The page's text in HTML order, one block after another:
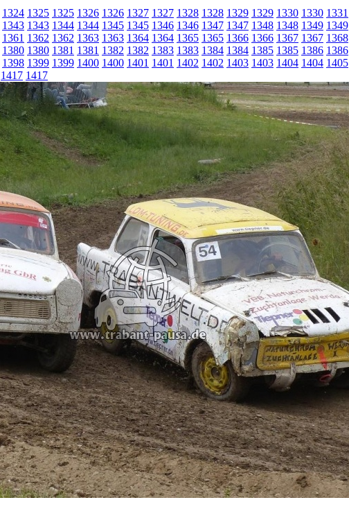
1324 1325 1325 1326 1326 1327 1327 1328 1328 1329 1329 1330 1330 1331
1343 1343 1344 1344 1345 1345 1346 1346 1347 1347 1348 1348 1349 1349
1361 1362 1362 1363 1363 1364 1364 1365 1365 1366 1366 1367 1367 1368
1380 1380 1381 1381 1382 1382 1383 1383 1384 1384 1385 1385 1386 1386
1398 1399 1399 1400 1400 1401 1401 1402 1402 1403 1403 1404 1404 1405
1417 1417